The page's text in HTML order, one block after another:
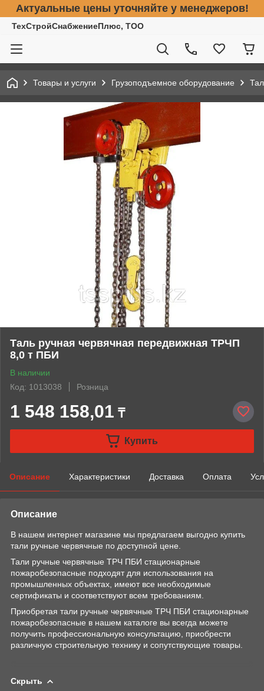
Актуальные цены уточняйте у менеджеров!
ТехСтройСнабжениеПлюс, ТОО
Товары и услуги Грузоподъемное оборудование
Таль ручная червячная передвижная ТРЧП
8,0 т ПБИ
В наличии
Код: 1013038
Розница
1 548 158,01 ₸
Купить
Описание Характеристики Доставка Оплата
Описание
В нашем интернет магазине мы предлагаем выгодно купить
тали ручные червячные по доступной цене.
Тали ручные червячные ТРЧ ПБИ стационарные
пожаробезопасные подходят для использования на
промышленных объектах, имеют все необходимые
сертификаты и соответствуют всем требованиям.
Приобретая тали ручные червячные ТРЧ ПБИ стационарные
пожаробезопасные в нашем каталоге вы всегда можете
получить профессиональную консультацию, приобрести
различную строительную технику и сопутствующие товары.
Скрыть